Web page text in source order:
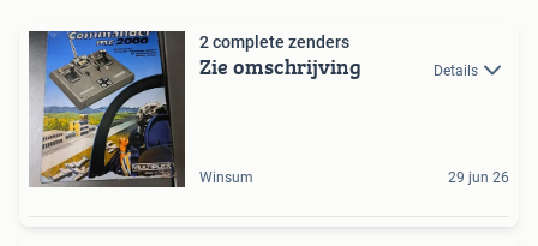
2 complete zenders
Zie omschrijving Details
Winsum 29 jun 26